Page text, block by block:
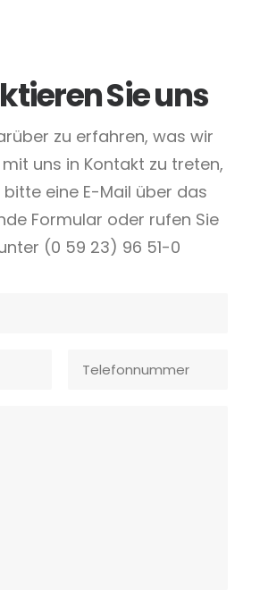
Sie uns
zu erfahren, was wir
uns in Kontakt zu treten,
bitte eine E-Mail über das
Formular oder rufen Sie
(0 59 23) 96 51-0